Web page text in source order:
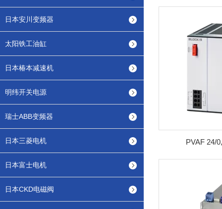
日本安川变频器
太阳铁工油缸
日本椿本减速机
明纬开关电源
瑞士ABB变频器
日本三菱电机
日本富士电机
日本CKD电磁阀
PVAF 24/